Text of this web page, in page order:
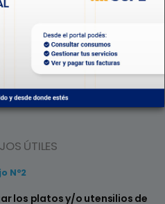
ÚTILES
Nº2
los platos y/o utensilios de